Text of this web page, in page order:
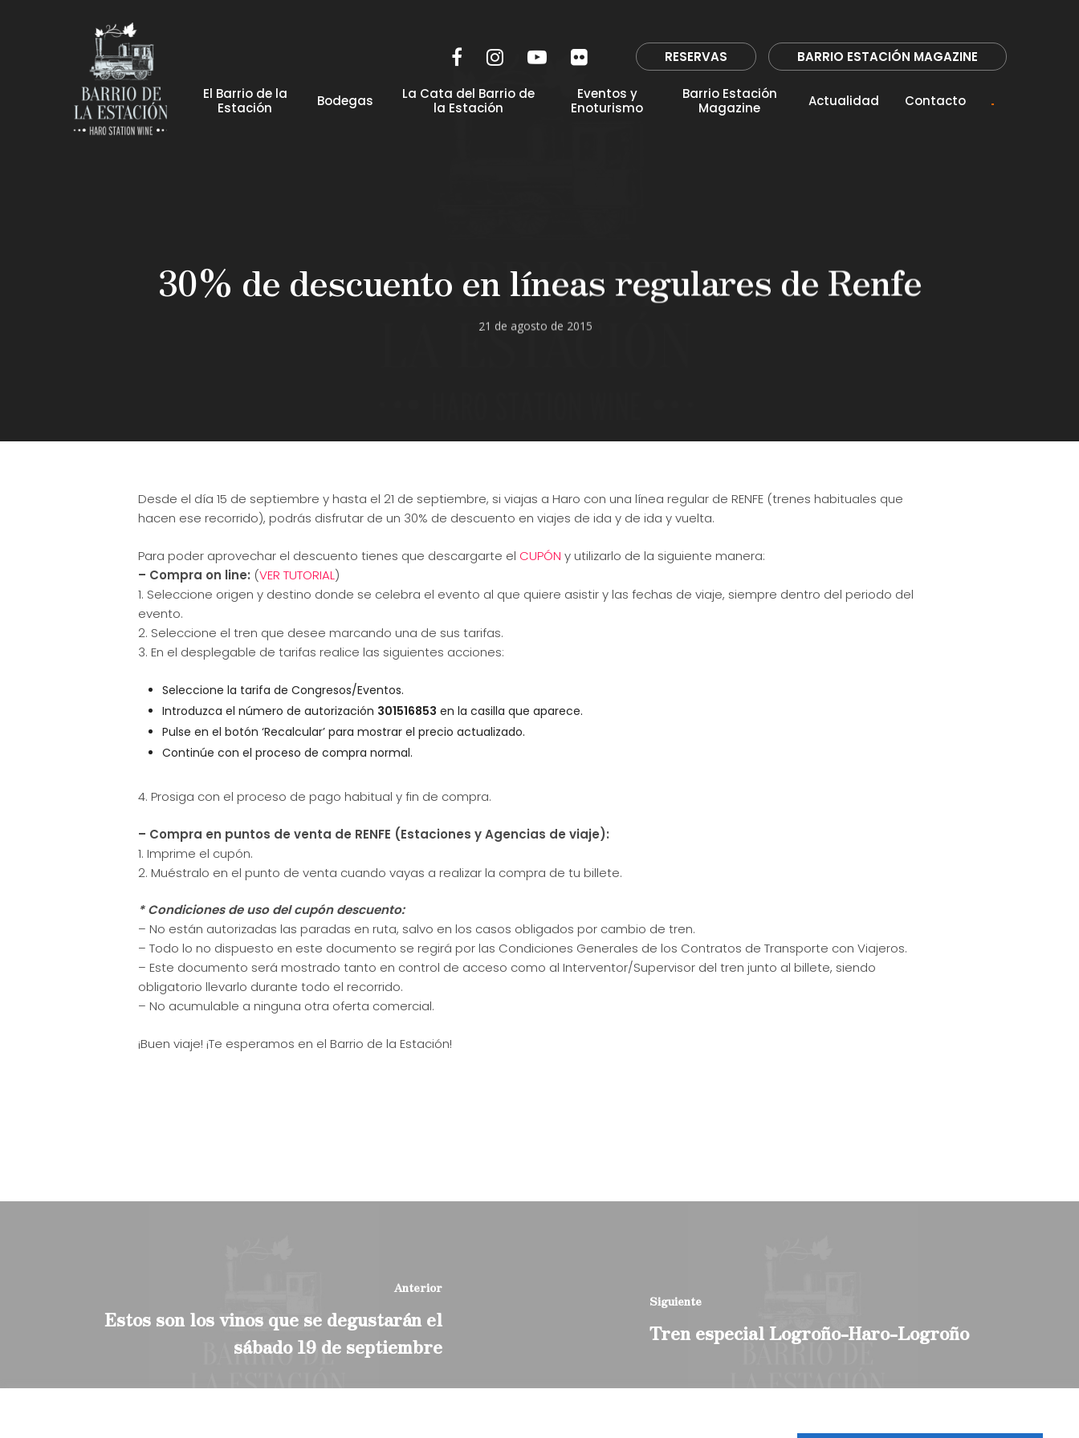
Facebook
Instagram
YouTube
Flickr RESERVAS BARRIO ESTACIÓN MAGAZINE
El Barrio de la
Estación
Bodegas
La Cata del Barrio de
la Estación
Eventos y
Enoturismo
Barrio Estación
Magazine
Actualidad Contacto
30% de descuento en líneas regulares de Renfe
21 de agosto de 2015
Desde el día 15 de septiembre y hasta el 21 de septiembre, si viajas a Haro con una línea regular de RENFE (trenes habituales que
hacen ese recorrido), podrás disfrutar de un 30% de descuento en viajes de ida y de ida y vuelta.
Para poder aprovechar el descuento tienes que descargarte el CUPÓN y utilizarlo de la siguiente manera:
– Compra on line: (VER TUTORIAL)
1. Seleccione origen y destino donde se celebra el evento al que quiere asistir y las fechas de viaje, siempre dentro del periodo del
evento.
2. Seleccione el tren que desee marcando una de sus tarifas.
3. En el desplegable de tarifas realice las siguientes acciones:
Seleccione la tarifa de Congresos/Eventos.
Introduzca el número de autorización 301516853 en la casilla que aparece.
Pulse en el botón ‘Recalcular’ para mostrar el precio actualizado.
Continúe con el proceso de compra normal.
4. Prosiga con el proceso de pago habitual y fin de compra.
– Compra en puntos de venta de RENFE (Estaciones y Agencias de viaje):
1. Imprime el cupón.
2. Muéstralo en el punto de venta cuando vayas a realizar la compra de tu billete.
* Condiciones de uso del cupón descuento:
– No están autorizadas las paradas en ruta, salvo en los casos obligados por cambio de tren.
– Todo lo no dispuesto en este documento se regirá por las Condiciones Generales de los Contratos de Transporte con Viajeros.
– Este documento será mostrado tanto en control de acceso como al Interventor/Supervisor del tren junto al billete, siendo
obligatorio llevarlo durante todo el recorrido.
– No acumulable a ninguna otra oferta comercial.
¡Buen viaje! ¡Te esperamos en el Barrio de la Estación!
Anterior
Estos son los vinos que se degustarán el
sábado 19 de septiembre
Siguiente
Tren especial Logroño-Haro-Logroño